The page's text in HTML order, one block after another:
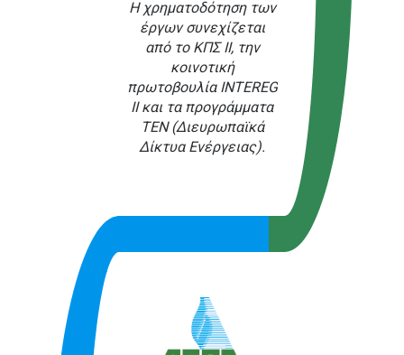
Η χρηματοδότηση των
έργων συνεχίζεται
από το ΚΠΣ ΙΙ, την
κοινοτική
πρωτοβουλία INTEREG
II και τα προγράμματα
ΤΕΝ (Διευρωπαϊκά
Δίκτυα Ενέργειας).